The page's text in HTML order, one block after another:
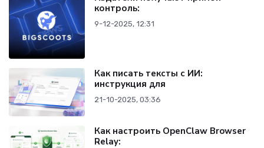
контроль:
9-12-2025, 12:31
Как писать тексты с ИИ:
инструкция для
21-10-2025, 03:36
Как настроить OpenClaw Browser
Relay: